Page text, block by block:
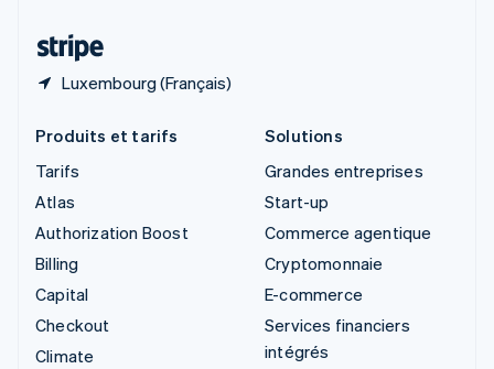
Luxembourg (Français)
Produits et tarifs
Tarifs
Atlas
Authorization Boost
Billing
Capital
Checkout
Climate
Solutions
Grandes entreprises
Start-up
Commerce agentique
Cryptomonnaie
E-commerce
Services financiers
intégrés